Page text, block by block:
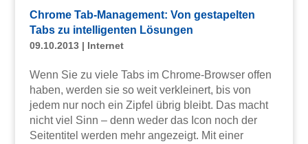
Chrome Tab-Management: Von gestapelten
Tabs zu intelligenten Lösungen
09.10.2013| Internet
Wenn Sie zu viele Tabs im Chrome-Browser offen
haben, werden sie so weit verkleinert, bis von
jedem nur noch ein Zipfel übrig bleibt. Das macht
nicht viel Sinn – denn weder das Icon noch der
Seitentitel werden mehr angezeigt. Mit einer